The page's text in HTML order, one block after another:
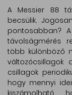
A Messier 88
becsülik.
pontosabban?
távolságmérés
több különböző
változócsillagok
csillagok
hogy mennyi
kiszámolható,